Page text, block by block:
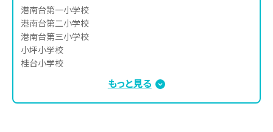
聖園女学院中学校
関東学院六浦中学校
港南台第一小学校
港南台第二小学校
港南台第三小学校
小坪小学校
桂台小学校
洋光台第二小学校
もっと見る